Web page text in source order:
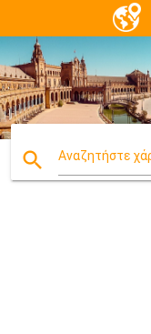
search Αναζητήστε